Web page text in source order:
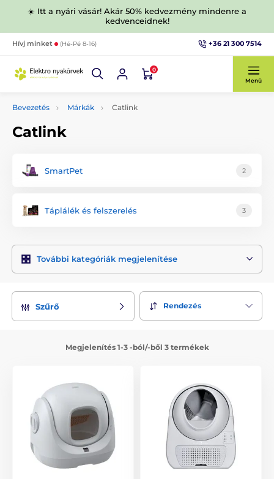
☀️ Itt a nyári vásár! Akár 50% kedvezmény mindenre a
kedvenceidnek!
Hívj minket (Hé-Pé 8-16) +36 21 300 7514
0
Menü
Bevezetés Márkák Catlink
Catlink
SmartPet 2
Táplálék és felszerelés 3
További kategóriák megjelenítése
Szűrő Rendezés
Megjelenítés 1-3 -ból/-ből 3 termékek